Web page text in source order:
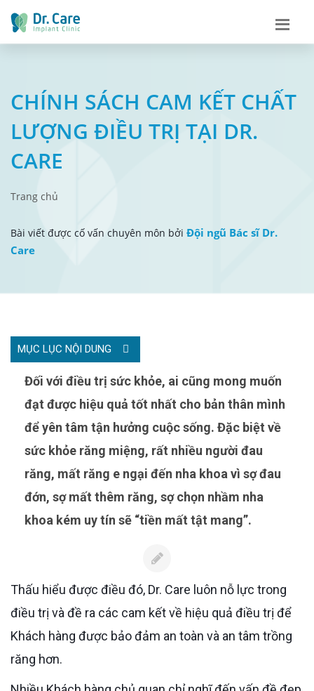
CHÍNH SÁCH CAM KẾT CHẤT
LƯỢNG ĐIỀU TRỊ TẠI DR.
CARE
Trang chủ
Bài viết được cố vấn chuyên môn bởi Đội ngũ Bác sĩ Dr.
Care
MỤC LỤC NỘI DUNG
Đối với điều trị sức khỏe, ai cũng mong muốn
đạt được hiệu quả tốt nhất cho bản thân mình
để yên tâm tận hưởng cuộc sống. Đặc biệt về
sức khỏe răng miệng, rất nhiều người đau
răng, mất răng e ngại đến nha khoa vì sợ đau
đớn, sợ mất thêm răng, sợ chọn nhầm nha
khoa kém uy tín sẽ “tiền mất tật mang”.
Thấu hiểu được điều đó, Dr. Care luôn nỗ lực trong
điều trị và đề ra các cam kết về hiệu quả điều trị để
Khách hàng được bảo đảm an toàn và an tâm trồng
răng hơn.